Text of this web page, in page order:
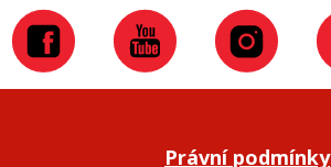
Právní podmínky